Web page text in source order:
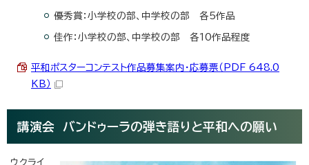
優秀賞：小学校の部、中学校の部 各5作品
佳作：小学校の部、中学校の部 各10作品程度
平和ポスターコンテスト作品募集案内・応募票（PDF 648.0
KB）
講演会 バンドゥーラの弾き語りと平和への願い
ウクライ